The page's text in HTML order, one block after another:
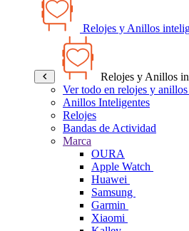
Relojes y Anillos
Relojes y Anillos
Ver todo en relojes y
Anillos Inteligentes
Relojes
Bandas de Actividad
Marca
OURA
Apple Watch
Huawei
Samsung
Garmin
Xiaomi